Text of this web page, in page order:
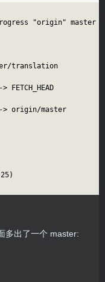
"origin" master
translation
master
多出了一个 master: